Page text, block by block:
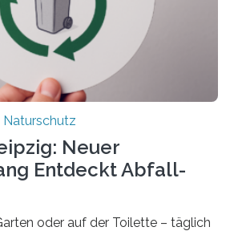
rund 1,2 Millionen Euro. „Wir
Neuer
Entdeckt Abfall-
oder auf der Toilette – täglich